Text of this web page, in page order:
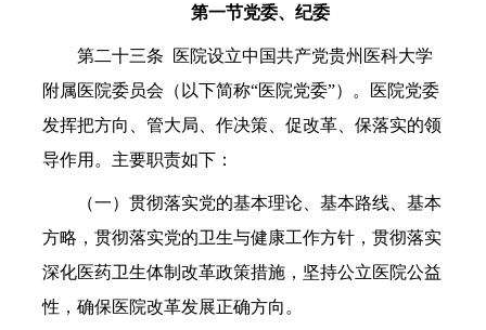
第一节党委、纪委
第二十三条 医院设立中国共产党贵州医科大学
附属医院委员会（以下简称“医院党委”）。医院党委
发挥把方向、管大局、作决策、促改革、保落实的领
导作用。主要职责如下：
（一）贯彻落实党的基本理论、基本路线、基本
方略，贯彻落实党的卫生与健康工作方针，贯彻落实
深化医药卫生体制改革政策措施，坚持公立医院公益
性，确保医院改革发展正确方向。